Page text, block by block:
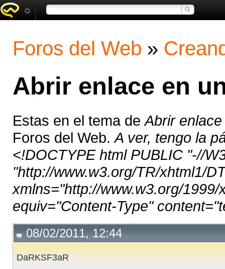
Foros del Web »
Abrir enlace en
Estas en el tema deAbrir
Foros del Web.A ver, tengo la
<!DOCTYPE html PUBLIC "-//
"http://www.w3.org/TR/xhtml1/
xmlns="http://www.w3.org/
equiv="Content-Type"
08/02/2011, 12:44
DaRKSF3aR